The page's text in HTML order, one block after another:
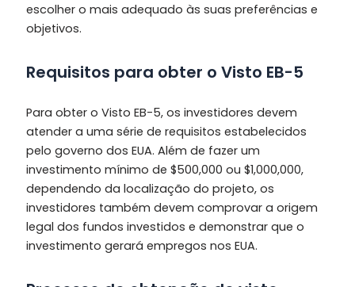
escolher o mais adequado às suas preferências e
objetivos.
Requisitos para obter o Visto EB-5
Para obter o Visto EB-5, os investidores devem
atender a uma série de requisitos estabelecidos
pelo governo dos EUA. Além de fazer um
investimento mínimo de $500,000 ou $1,000,000,
dependendo da localização do projeto, os
investidores também devem comprovar a origem
legal dos fundos investidos e demonstrar que o
investimento gerará empregos nos EUA.